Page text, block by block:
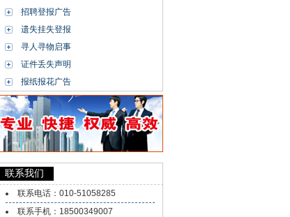
招聘登报广告
遗失挂失登报
寻人寻物启事
证件丢失声明
报纸报花广告
联系我们
联系电话：010-51058285
联系手机：18500349007